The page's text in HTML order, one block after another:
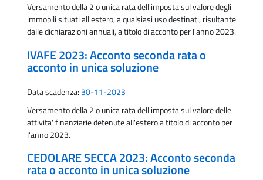
Versamento della 2 o unica rata dell'imposta sul valore degli
immobili situati all'estero, a qualsiasi uso destinati, risultante
dalle dichiarazioni annuali, a titolo di acconto per l'anno 2023.
IVAFE 2023: Acconto seconda rata o
acconto in unica soluzione
Data scadenza: 30-11-2023
Versamento della 2 o unica rata dell'imposta sul valore delle
attivita' finanziarie detenute all'estero a titolo di acconto per
l'anno 2023.
CEDOLARE SECCA 2023: Acconto seconda
rata o acconto in unica soluzione